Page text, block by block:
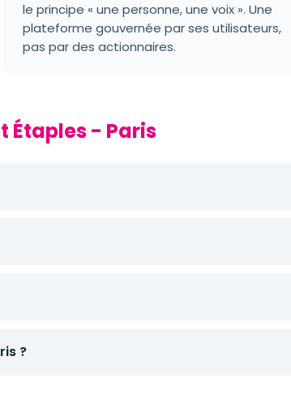
le principe « une personne, une voix ». Une
plateforme gouvernée par ses utilisateurs,
pas par des actionnaires.
Étaples - Paris
?